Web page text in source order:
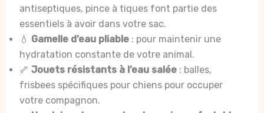
antiseptiques, pince à tiques font partie des
essentiels à avoir dans votre sac.
💧 Gamelle d’eau pliable: pour maintenir une
hydratation constante de votre animal.
🦴 Jouets résistants à l’eau salée: balles,
frisbees spécifiques pour chiens pour occuper
votre compagnon.